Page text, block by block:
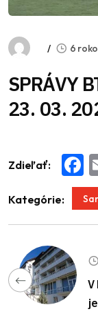
6
SPRÁVY
23. 03.
Zdieľať:
Kategórie:
V